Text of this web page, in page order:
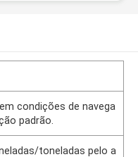
condições de navega
padrão.
toneladas pelo a